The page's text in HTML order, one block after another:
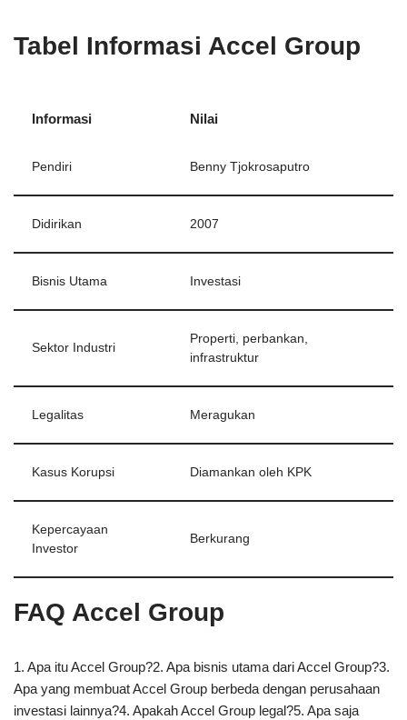
Tabel Informasi Accel Group
Informasi Nilai
Pendiri Benny Tjokrosaputro
Didirikan 2007
Bisnis Utama Investasi
Sektor Industri
Properti, perbankan,
infrastruktur
Legalitas Meragukan
Kasus Korupsi Diamankan oleh KPK
Kepercayaan
Investor
Berkurang
FAQ Accel Group
1. Apa itu Accel Group?2. Apa bisnis utama dari Accel Group?3.
Apa yang membuat Accel Group berbeda dengan perusahaan
investasi lainnya?4. Apakah Accel Group legal?5. Apa saja